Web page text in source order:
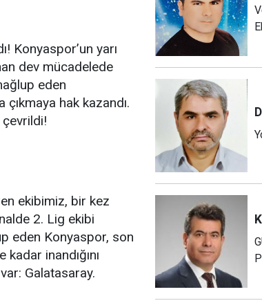
Konyaspor’un yarı
dev mücadelede
eden
çıkmaya hak kazandı.
çevrildi!
ekibimiz, bir kez
2. Lig ekibi
eden Konyaspor, son
kadar inandığını
Galatasaray.